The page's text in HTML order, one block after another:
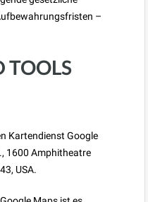
–
TOOLS
Kartendienst Google
1600 Amphitheatre
USA.